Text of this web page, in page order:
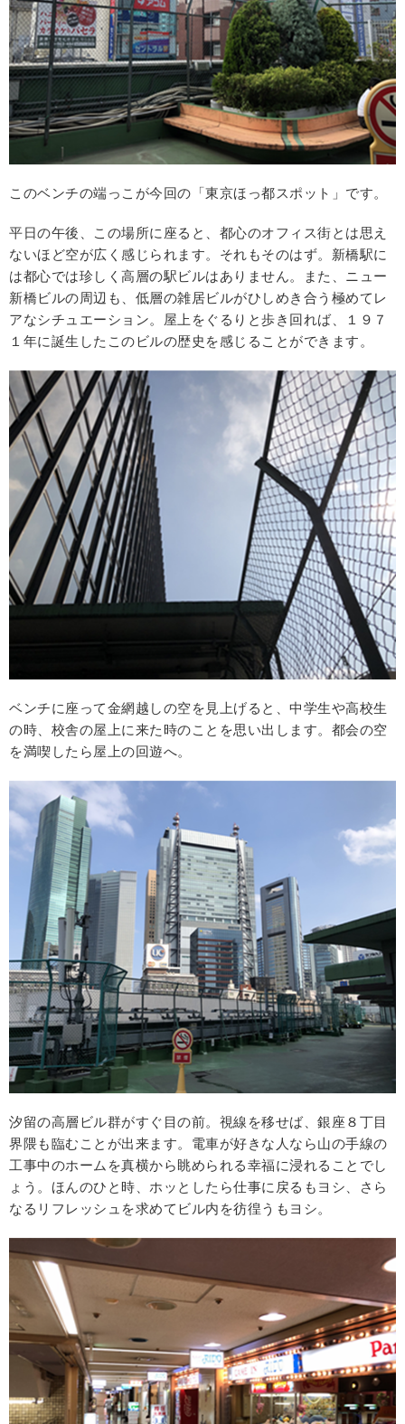
このベンチの端っこが今回の「東京ほっ都スポット」です。
平日の午後、この場所に座ると、都心のオフィス街とは思え
ないほど空が広く感じられます。それもそのはず。新橋駅に
は都心では珍しく高層の駅ビルはありません。また、ニュー
新橋ビルの周辺も、低層の雑居ビルがひしめき合う極めてレ
アなシチュエーション。屋上をぐるりと歩き回れば、１９７
１年に誕生したこのビルの歴史を感じることができます。
ベンチに座って金網越しの空を見上げると、中学生や高校生
の時、校舎の屋上に来た時のことを思い出します。都会の空
を満喫したら屋上の回遊へ。
汐留の高層ビル群がすぐ目の前。視線を移せば、銀座８丁目
界隈も臨むことが出来ます。電車が好きな人なら山の手線の
工事中のホームを真横から眺められる幸福に浸れることでし
ょう。ほんのひと時、ホッとしたら仕事に戻るもヨシ、さら
なるリフレッシュを求めてビル内を彷徨うもヨシ。